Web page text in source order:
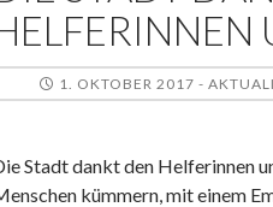
1. OKTOBER 2017 -
Stadt dankt den Helferinnen
kümmern, mit einem